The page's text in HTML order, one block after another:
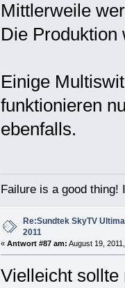
Mittlerweile
Die Produktion
Einige
funktionieren
ebenfalls.
Failure is a good thing!
Re:Sundtek SkyTV
2011
« Antwort #87 am: August 19,
Vielleicht sollte